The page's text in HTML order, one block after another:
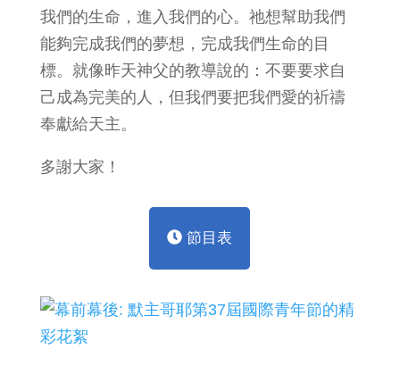
我們的生命，進入我們的心。祂想幫助我們
能夠完成我們的夢想，完成我們生命的目
標。就像昨天神父的教導說的：不要要求自
己成為完美的人，但我們要把我們愛的祈禱
奉獻給天主。
多謝大家！
節目表